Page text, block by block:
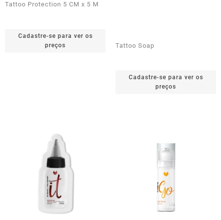
Tattoo Protection 5 CM x 5 M
Cadastre-se para ver os
preços
Tattoo Soap
Cadastre-se para ver os
preços